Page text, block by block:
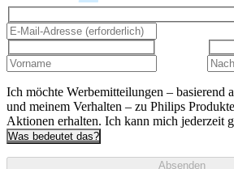
Ich möchte Werbemitteilungen – basierend
und meinem Verhalten – zu Philips
Aktionen erhalten. Ich kann mich jederzeit
Was bedeutet das?
Absenden